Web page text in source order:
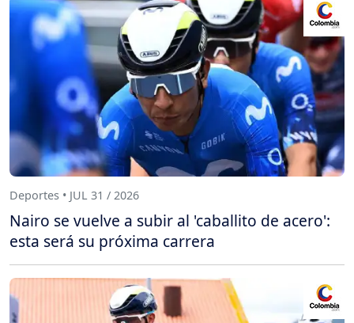
Deportes • JUL 31 / 2026
Nairo se vuelve a subir al 'caballito de acero':
esta será su próxima carrera